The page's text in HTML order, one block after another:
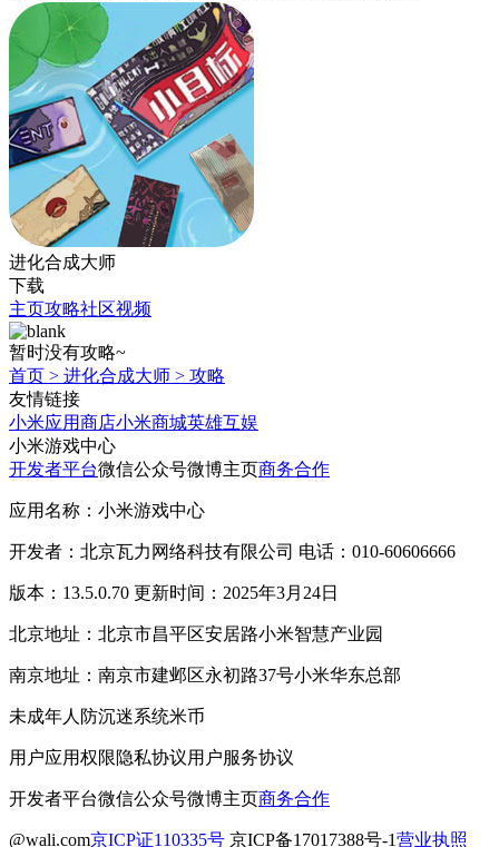
进化合成大师
下载
主页攻略社区视频
暂时没有攻略~
首页 > 进化合成大师 > 攻略
友情链接
小米应用商店小米商城英雄互娱
小米游戏中心
开发者平台微信公众号微博主页商务合作
应用名称：小米游戏中心
开发者：北京瓦力网络科技有限公司 电话：010-60606666
版本：13.5.0.70 更新时间：2025年3月24日
北京地址：北京市昌平区安居路小米智慧产业园
南京地址：南京市建邺区永初路37号小米华东总部
未成年人防沉迷系统米币
用户应用权限隐私协议用户服务协议
开发者平台微信公众号微博主页商务合作
@wali.com京ICP证110335号 京ICP备17017388号-1营业执照